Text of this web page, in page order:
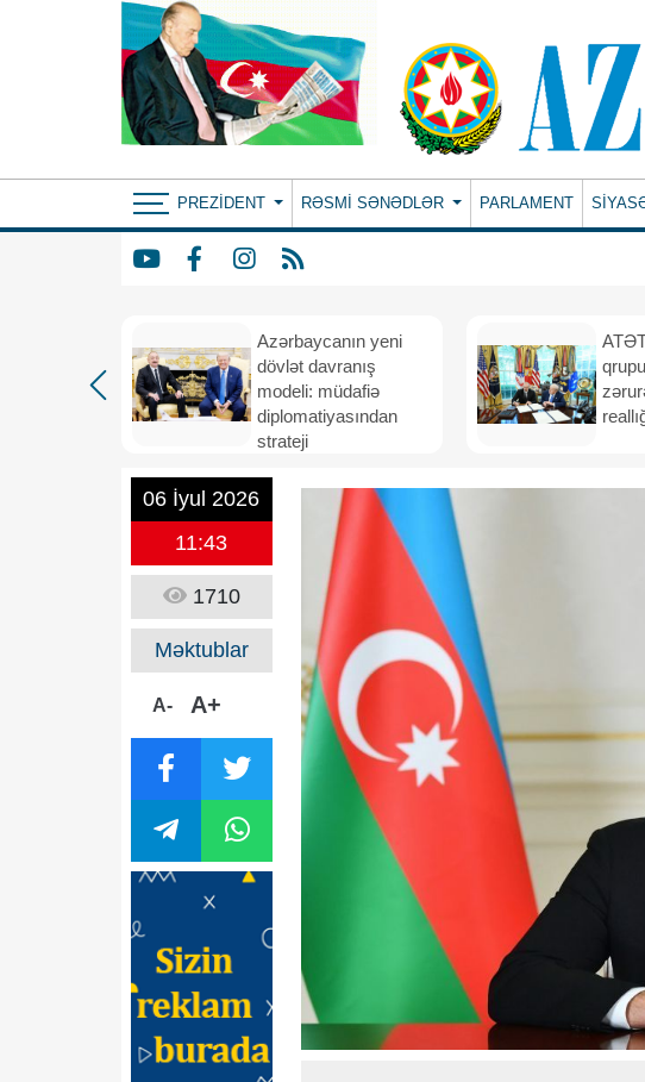
PREZIDENT RƏSMI SƏNƏDLƏR PARLAMENT
Azərbaycanın yeni
dövlət davranış
modeli: müdafiə
diplomatiyasından
strateji
06 İyul 2026
11:43
1710
Məktublar
A- A+